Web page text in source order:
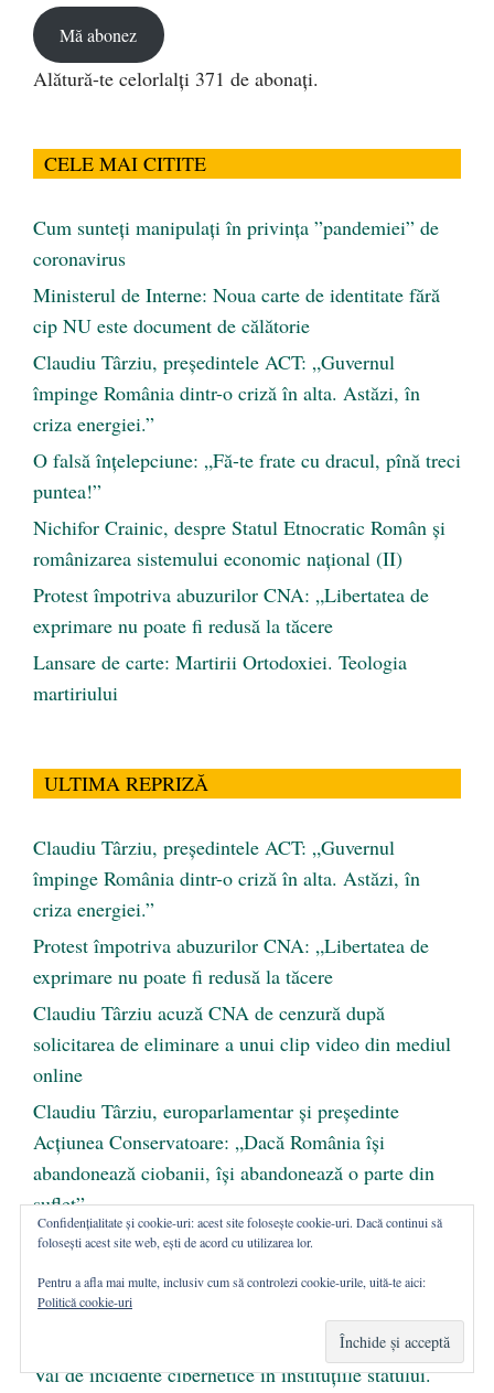
Mă abonez
Alătură-te celorlalți 371 de abonați.
CELE MAI CITITE
Cum sunteți manipulați în privința ”pandemiei” de
coronavirus
Ministerul de Interne: Noua carte de identitate fără
cip NU este document de călătorie
Claudiu Târziu, președintele ACT: „Guvernul
împinge România dintr-o criză în alta. Astăzi, în
criza energiei.”
O falsă înțelepciune: „Fă-te frate cu dracul, pînă treci
puntea!”
Nichifor Crainic, despre Statul Etnocratic Român şi
românizarea sistemului economic naţional (II)
Protest împotriva abuzurilor CNA: „Libertatea de
exprimare nu poate fi redusă la tăcere
Lansare de carte: Martirii Ortodoxiei. Teologia
martiriului
ULTIMA REPRIZĂ
Claudiu Târziu, președintele ACT: „Guvernul
împinge România dintr-o criză în alta. Astăzi, în
criza energiei.”
Protest împotriva abuzurilor CNA: „Libertatea de
exprimare nu poate fi redusă la tăcere
Claudiu Târziu acuză CNA de cenzură după
solicitarea de eliminare a unui clip video din mediul
online
Claudiu Târziu, europarlamentar și președinte
Acțiunea Conservatoare: „Dacă România își
abandonează ciobanii, își abandonează o parte din
suflet”
Conducerea Acțiunii Conservatoare, la Aiud, în
campania națională pentru abrogarea Legii Vexler
Claudiu Târziu acuză USR că atacă Biserica după
apelul unei deputate privind ora de Religie
Val de incidente cibernetice în instituțiile statului.
Confidențialitate și cookie-uri: acest site folosește cookie-uri. Dacă continui să
folosești acest site web, ești de acord cu utilizarea lor.
Pentru a afla mai multe, inclusiv cum să controlezi cookie-urile, uită-te aici:
Politică cookie-uri